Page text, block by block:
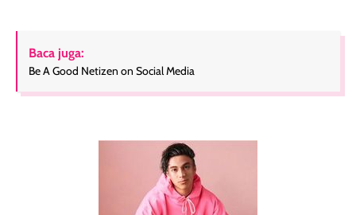
Baca juga:
Be A Good Netizen on Social Media